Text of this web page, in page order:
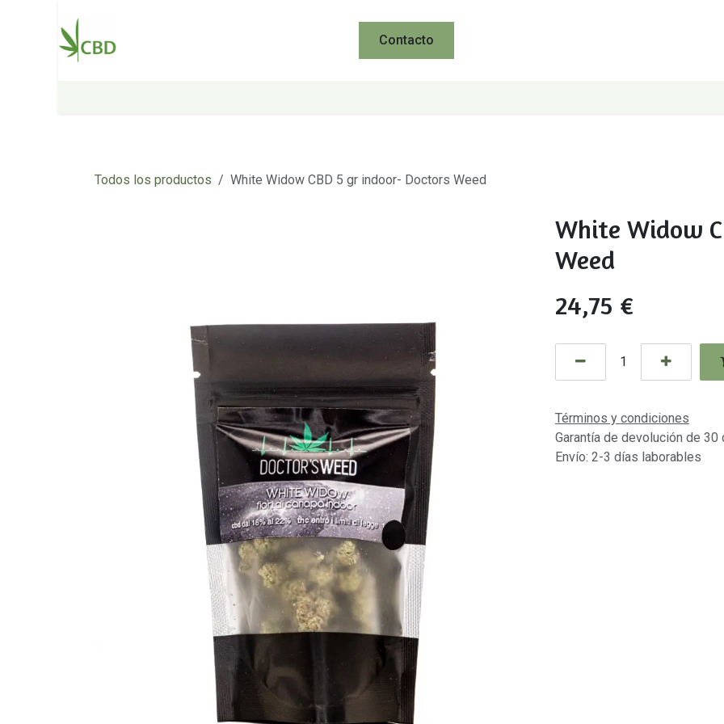
Contacto
Todos los productos White Widow CBD 5 gr indoor- Doctors Weed
White Widow
Weed
24,75 €
Términos y condiciones
Garantía de devolución de 30
Envío: 2-3 días laborables